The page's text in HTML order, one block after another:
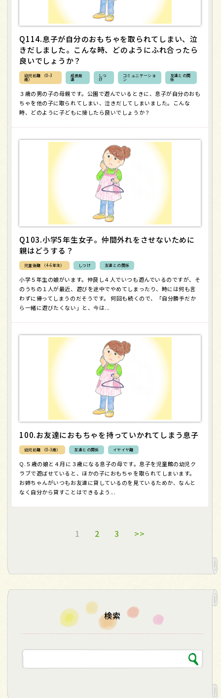
Q114.息子が自分のおもちゃを取られてしまい、泣
きだしました。こんな時、どのようにふれ合ったら
良いでしょうか？
幼児前期 （0-3
歳）
成長発
達
しつ
け
コミュニケーショ
ン
友達との関
係
３歳の男の子の母親です。公園で遊んでいるときに、息子が自分のおも
ちゃを他の子に取られてしまい、泣きだしてしまいました。こんな
時、どのように子どもに接したら良いでしょうか？
Q103.小学5年生女子。仲間外れをさせないために
親はどうする？
児童後期 （4-6年生） しつけ 友達との関係
小学５年生の娘がいます。仲良し４人でいつも遊んでいるのですが、そ
のうちの１人が最近、遊びを途中でやめてしまったり、時には何も言
わずに帰ってしまうのだそうです。 何回も続くので、「自分勝手だか
ら一緒に遊びたくない」と、今は...
100.お友達におもちゃを持っていかれてしまう息子
幼児前期 （0-3歳） 友達との関係 イヤイヤ期
Q.５歳の娘と４月に３歳になる息子の母です。息子を児童館の幼児ク
ラブで遊ばせていると、ほかの子におもちゃを取られてしまいます。
お姉ちゃんがいつもお友達に貸しているのを見ているためか、なんと
なく自分から貸すことはできるよう...
1 2 3 >>
検索